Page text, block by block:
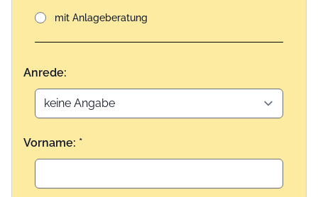
mit Anlageberatung
Anrede:
Vorname: *